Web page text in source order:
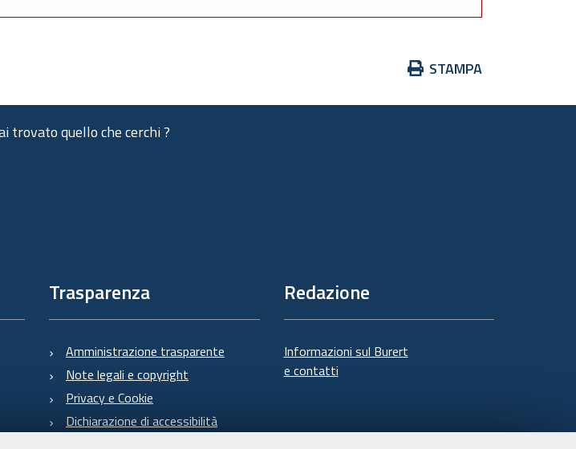
Azioni
documento
STAMPA
trovato quello che cerchi ?
Trasparenza
Amministrazione trasparente
Note legali e copyright
Privacy e Cookie
Dichiarazione di accessibilità
Redazione
Informazioni sul Burert
e contatti